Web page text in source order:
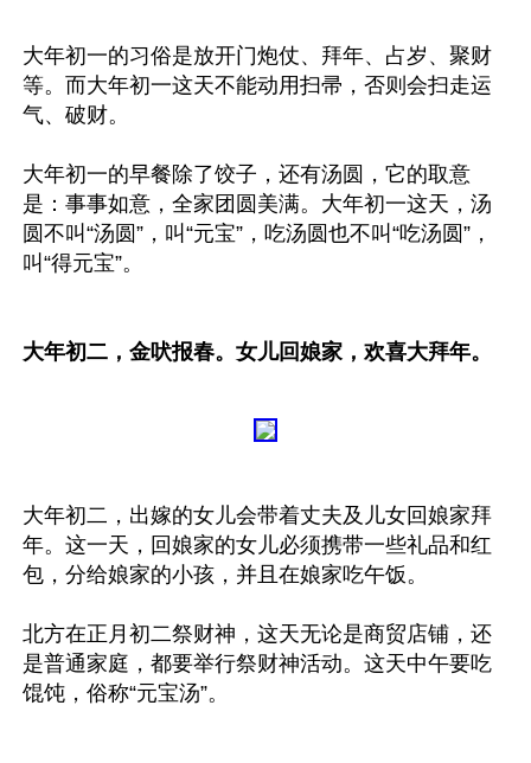
大年初一的习俗是放开门炮仗、拜年、占岁、聚财
等。而大年初一这天不能动用扫帚，否则会扫走运
气、破财。
大年初一的早餐除了饺子，还有汤圆，它的取意
是：事事如意，全家团圆美满。大年初一这天，汤
圆不叫“汤圆”，叫“元宝”，吃汤圆也不叫“吃汤圆”，
叫“得元宝”。
大年初二，金吠报春。女儿回娘家，欢喜大拜年。
大年初二，出嫁的女儿会带着丈夫及儿女回娘家拜
年。这一天，回娘家的女儿必须携带一些礼品和红
包，分给娘家的小孩，并且在娘家吃午饭。
北方在正月初二祭财神，这天无论是商贸店铺，还
是普通家庭，都要举行祭财神活动。这天中午要吃
馄饨，俗称“元宝汤”。